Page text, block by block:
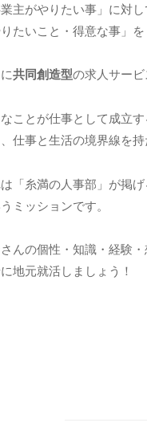
業主がやりたい事」に対
りたいこと・得意な事」
共同創造型の求人サービ
ことが仕事として成立す
、仕事と生活の境界線を
「糸満の人事部」が掲げ
ミッションです。
んの個性・知識・経験
地元就活しましょう！